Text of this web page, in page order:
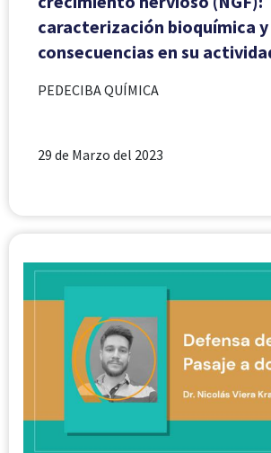
caracterización bioquímica y
consecuencias en su
PEDECIBA QUÍMICA
29 de Marzo del 2023